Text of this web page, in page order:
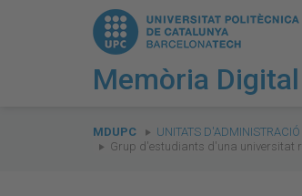
Memòria Digital
are
here:
MDUPC UNITATS D'ADMINISTRACIÓ
Grup d'estudiants d'una universitat